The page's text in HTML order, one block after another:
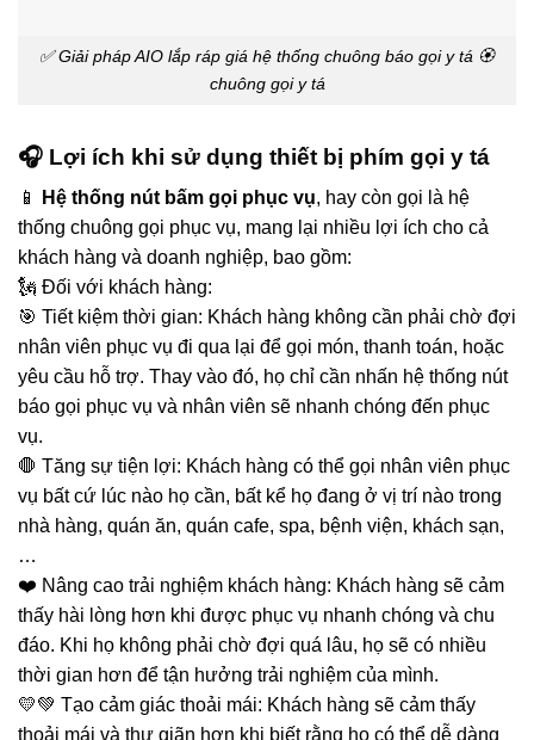
✅ Giải pháp AIO lắp ráp giá hệ thống chuông báo gọi y tá 🏵️
chuông gọi y tá
🎧 Lợi ích khi sử dụng thiết bị phím gọi y tá
📱 Hệ thống nút bấm gọi phục vụ, hay còn gọi là hệ
thống chuông gọi phục vụ, mang lại nhiều lợi ích cho cả
khách hàng và doanh nghiệp, bao gồm:
🗽 Đối với khách hàng:
🎯 Tiết kiệm thời gian: Khách hàng không cần phải chờ đợi
nhân viên phục vụ đi qua lại để gọi món, thanh toán, hoặc
yêu cầu hỗ trợ. Thay vào đó, họ chỉ cần nhấn hệ thống nút
báo gọi phục vụ và nhân viên sẽ nhanh chóng đến phục
vụ.
🛑 Tăng sự tiện lợi: Khách hàng có thể gọi nhân viên phục
vụ bất cứ lúc nào họ cần, bất kể họ đang ở vị trí nào trong
nhà hàng, quán ăn, quán cafe, spa, bệnh viện, khách sạn,
…
❤️ Nâng cao trải nghiệm khách hàng: Khách hàng sẽ cảm
thấy hài lòng hơn khi được phục vụ nhanh chóng và chu
đáo. Khi họ không phải chờ đợi quá lâu, họ sẽ có nhiều
thời gian hơn để tận hưởng trải nghiệm của mình.
💛💚 Tạo cảm giác thoải mái: Khách hàng sẽ cảm thấy
thoải mái và thư giãn hơn khi biết rằng họ có thể dễ dàng